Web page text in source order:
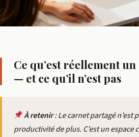
Ce qu’est réellement
— et ce qu’il n’est pas
À retenir: Le carnet partagé n’est
productivité de plus. C’est un espace